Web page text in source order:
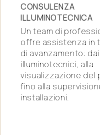
CONSULENZA
ILLUMINOTECNICA
Un team di
offre assistenza in
di avanzamento:
illuminotecnici, alla
visualizzazione del
fino alla
installazioni.